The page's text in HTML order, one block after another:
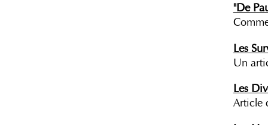
"De
Les
Un
Les
Article